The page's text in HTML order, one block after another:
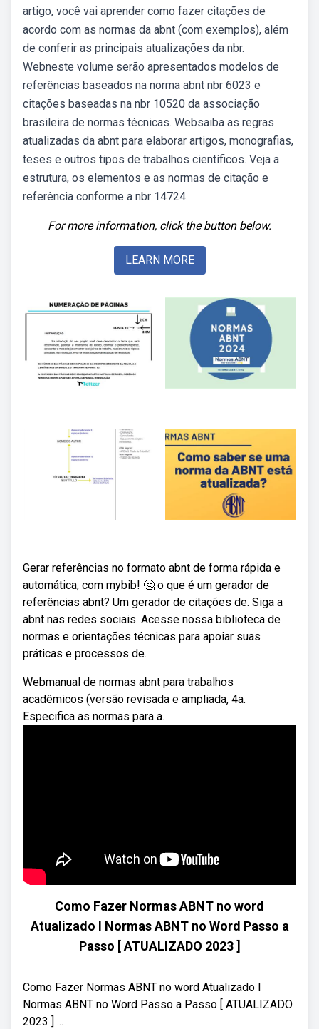
artigo, você vai aprender como fazer citações de
acordo com as normas da abnt (com exemplos), além
de conferir as principais atualizações da nbr.
Webneste volume serão apresentados modelos de
referências baseados na norma abnt nbr 6023 e
citações baseadas na nbr 10520 da associação
brasileira de normas técnicas. Websaiba as regras
atualizadas da abnt para elaborar artigos, monografias,
teses e outros tipos de trabalhos científicos. Veja a
estrutura, os elementos e as normas de citação e
referência conforme a nbr 14724.
For more information, click the button below.
LEARN MORE
Gerar referências no formato abnt de forma rápida e
automática, com mybib! 🤔 o que é um gerador de
referências abnt? Um gerador de citações de. Siga a
abnt nas redes sociais. Acesse nossa biblioteca de
normas e orientações técnicas para apoiar suas
práticas e processos de.
Webmanual de normas abnt para trabalhos
acadêmicos (versão revisada e ampliada, 4a.
Especifica as normas para a.
Como Fazer Normas ABNT no word
Atualizado I Normas ABNT no Word Passo a
Passo [ ATUALIZADO 2023 ]
Como Fazer Normas ABNT no word Atualizado I
Normas ABNT no Word Passo a Passo [ ATUALIZADO
2023 ] ...